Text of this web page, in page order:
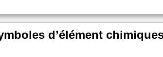
d’élément